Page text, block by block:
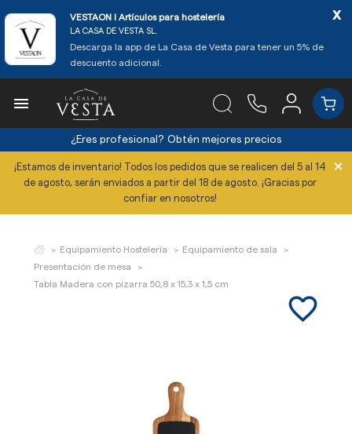
VESTAON l Artículos para hostelería
LA CASA DE VESTA SL.
Descarga la app de La Casa de Vesta para tener un 5% de
descuento adicional.
x

¿Eres profesional? Obtén mejores precios
¡Estamos de inventario! Todos los pedidos que se realicen del 5 al 14
de agosto, serán enviados a partir del 18 de agosto. ¡Gracias por
confiar en nosotros!
×
Equipamiento Hostelería
Equipamiento de sala
Presentación de mesa
Tabla Madera con pizarra 50,8 x 15,3 x 1,5 cm
favorite_border